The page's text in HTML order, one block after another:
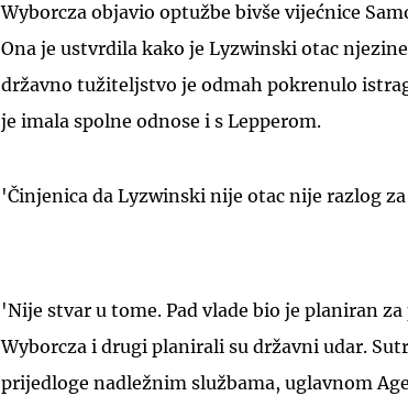
Wyborcza objavio optužbe bivše vijećnice
Ona je ustvrdila kako je Lyzwinski otac
državno tužiteljstvo je odmah pokrenulo
je imala spolne odnose i s Lepperom.
'Činjenica da Lyzwinski nije otac nije razlog
'Nije stvar u tome. Pad vlade bio je planiran za
Wyborcza i drugi planirali su državni udar.
prijedloge nadležnim službama, uglavnom